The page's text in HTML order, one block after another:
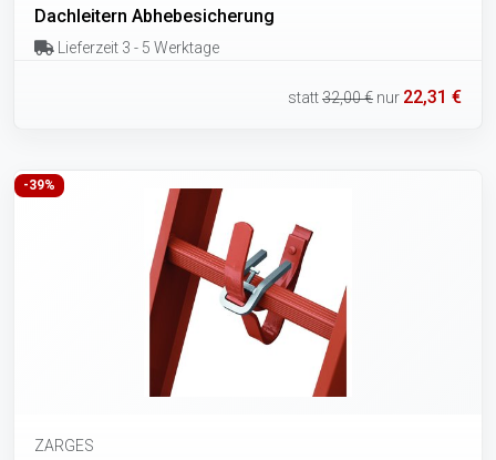
Dachleitern Abhebesicherung
Lieferzeit 3 - 5 Werktage
statt32,00 € nur 22,31 €
-39%
ZARGES